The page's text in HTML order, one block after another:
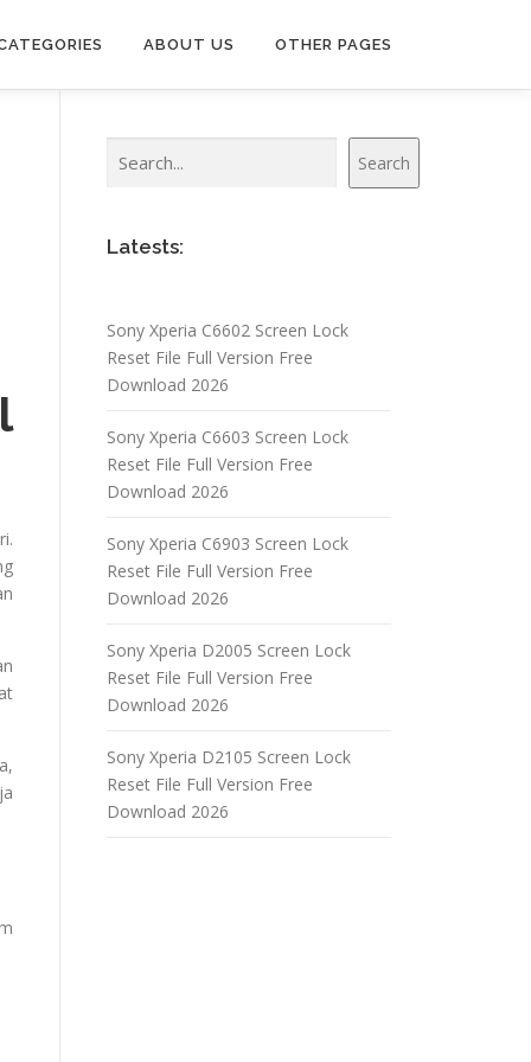
ABOUT US OTHER PAGES
Search
Latests:
Sony Xperia C6602 Screen Lock
Reset File Full Version Free
Download 2026
Sony Xperia C6603 Screen Lock
Reset File Full Version Free
Download 2026
Sony Xperia C6903 Screen Lock
Reset File Full Version Free
Download 2026
Sony Xperia D2005 Screen Lock
Reset File Full Version Free
Download 2026
Sony Xperia D2105 Screen Lock
Reset File Full Version Free
Download 2026